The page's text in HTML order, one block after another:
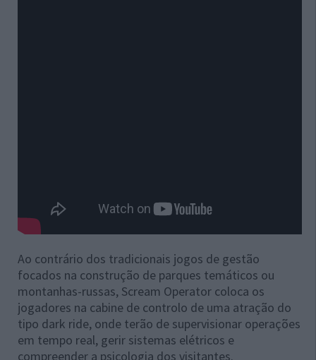
Ao contrário dos tradicionais jogos de gestão
focados na construção de parques temáticos ou
montanhas-russas, Scream Operator coloca os
jogadores na cabine de controlo de uma atração do
tipo dark ride, onde terão de supervisionar operações
em tempo real, gerir sistemas elétricos e
compreender a psicologia dos visitantes.